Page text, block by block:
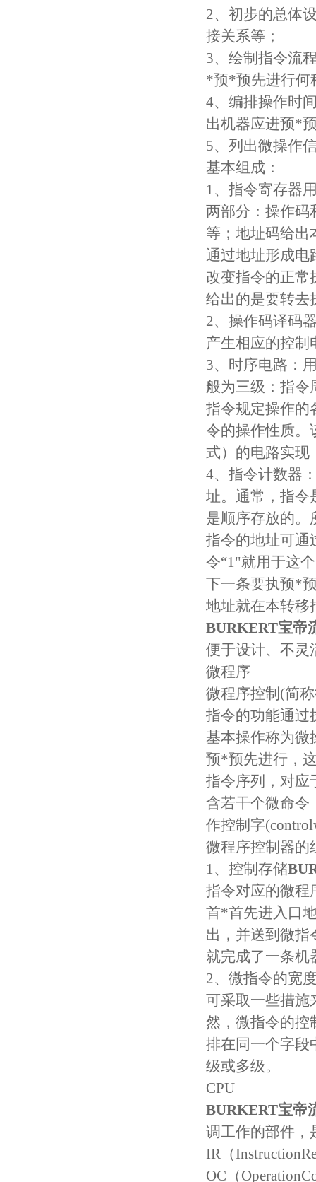
2、初步的总体
接关系等；
3、绘制指令流
*预*预先进行何
4、编排操作时
出机器应进预*
5、列出微操作
基本组成：
1、指令寄存器
两部分：操作码
等；地址码给出
通过地址形成电
改变指令的正
给出的是要转
2、操作码译码
产生相应的控制
3、时序电路：
般为三级：指令
指令规定操作的
令的操作性质
式）的电路实现
4、指令计数器
址。通常，指
是顺序存放的
指令的地址可
令“1"就用于这
下一条要执预*
地址就在本转移
BURKERT宝帝
便于设计、不灵
微程序
微程序控制(简
指令的功能通
基本操作称为
预*预先进行，
指令序列，对应
含若干个微命令
作控制字
微程序控制器的
1、控制存储
指令对应的微
首*首先进入口
出，并送到微指
就完成了一条机
2、微指令的宽
可采取一些措施
然，微指令的控
排在同一个字段
级或多级。
CPU
BURKERT宝帝
调工作的部件，
IR（
OC（